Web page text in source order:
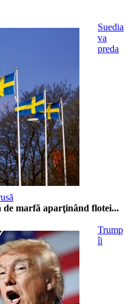
Suedia
va
preda
de marfă aparţinând flotei...
Trump
îi